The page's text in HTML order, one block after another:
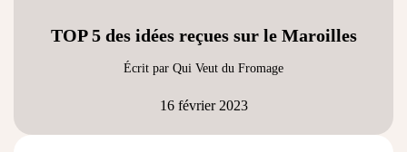
TOP 5 des idées reçues sur le Maroilles
Écrit par Qui Veut du Fromage
16 février 2023